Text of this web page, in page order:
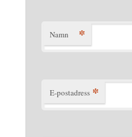
Namn *
E-postadress *